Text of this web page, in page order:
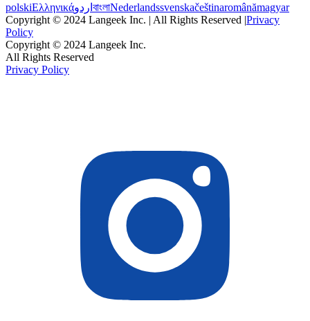
polskiΕλληνικάاردو বাংলাNederlandssvenskačeštinaromânămagyar
Copyright © 2024 Langeek Inc. | All Rights Reserved |Privacy
Policy
Copyright © 2024 Langeek Inc.
All Rights Reserved
Privacy Policy